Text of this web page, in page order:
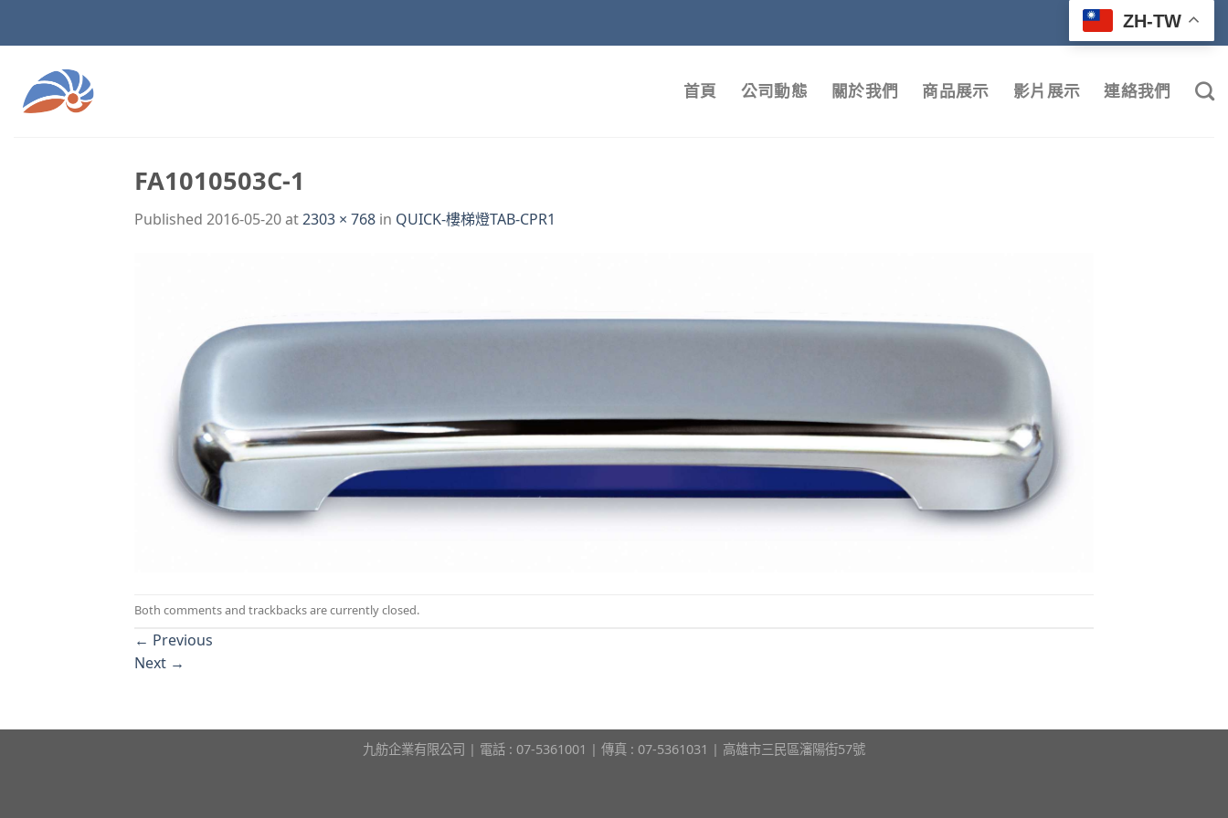
ZH-TW
首頁 公司動態 關於我們 商品展示 影片展示 連絡我們
FA1010503C-1
Published 2016-05-20at2303 × 768 in QUICK-樓梯燈TAB-CPR1
Both comments and trackbacks are currently closed.
← Previous
Next →
九舫企業有限公司 | 電話 : 07-5361001 | 傳真 : 07-5361031 | 高雄市三民區瀋陽街57號